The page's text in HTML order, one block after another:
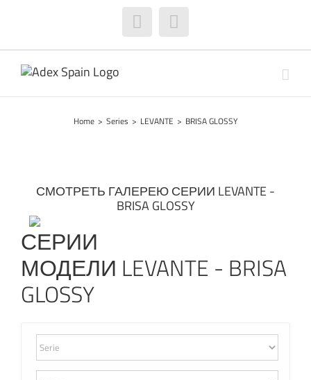
Facebook
Home > Series > LEVANTE > BRISA GLOSSY
СМОТРЕТЬ ГАЛЕРЕЮ СЕРИИ LEVANTE -
BRISA GLOSSY
СЕРИИ
МОДЕЛИ LEVANTE - BRISA
GLOSSY